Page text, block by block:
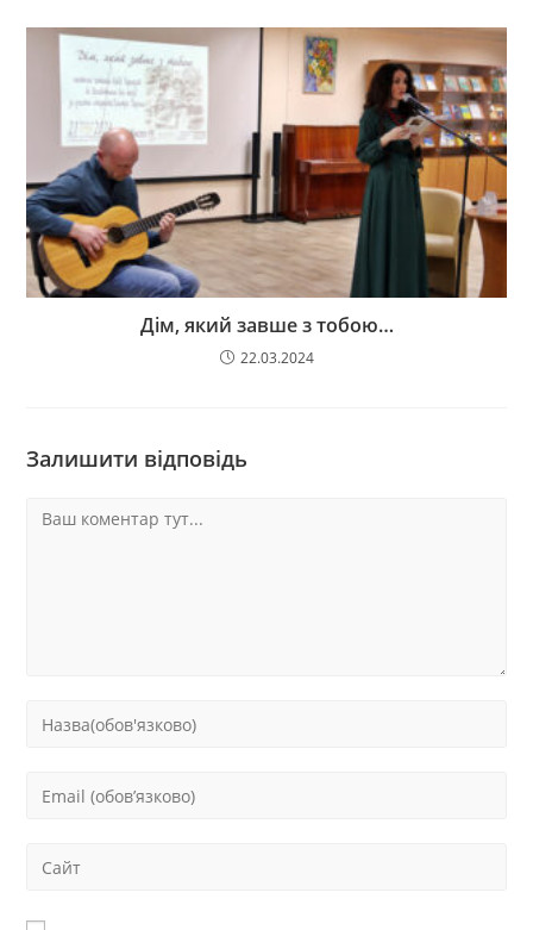
Дім, який завше з тобою…
22.03.2024
Залишити відповідь